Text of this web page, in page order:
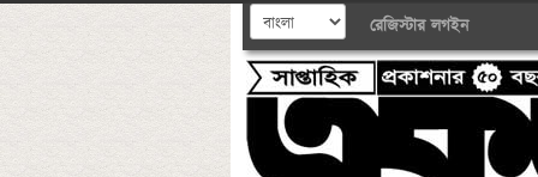
রেজিস্টার লগইন